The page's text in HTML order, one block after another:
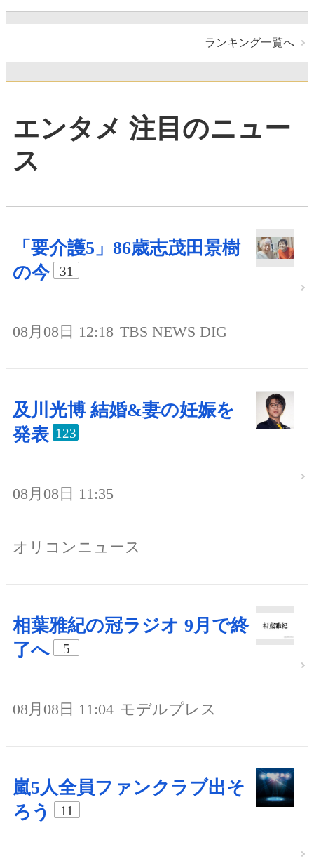
ランキング一覧へ
エンタメ 注目のニュー
ス
「要介護5」86歳志茂田景樹
の今
31
08月08日 12:18 TBS NEWS DIG
及川光博 結婚&妻の妊娠を
発表 123
08月08日 11:35
オリコンニュース
相葉雅紀の冠ラジオ 9月で終
了へ
5
08月08日 11:04 モデルプレス
嵐5人全員ファンクラブ出そ
ろう
11